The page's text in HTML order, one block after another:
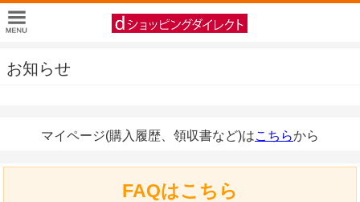
お知らせ
マイページ(購入履歴、領収書など)はこちらから
FAQはこちら